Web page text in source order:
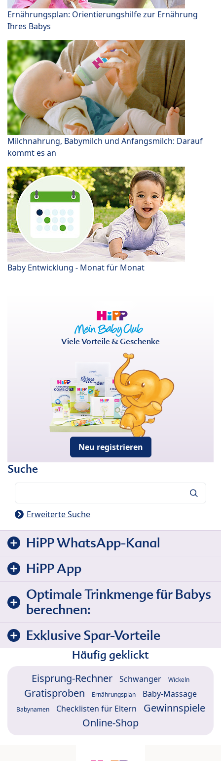
Ernährungsplan: Orientierungshilfe zur Ernährung
Ihres Babys
Milchnahrung, Babymilch und Anfangsmilch: Darauf
kommt es an
Baby Entwicklung - Monat für Monat
Viele Vorteile & Geschenke
Neu registrieren
Suche
Erweiterte Suche
HiPP WhatsApp-Kanal
HiPP App
Optimale Trinkmenge für Babys
berechnen:
Exklusive Spar-Vorteile
Häufig geklickt
Eisprung-Rechner Schwanger Wickeln
Gratisproben Ernährungsplan Baby-Massage
Babynamen Checklisten für Eltern
Gewinnspiele
Online-Shop